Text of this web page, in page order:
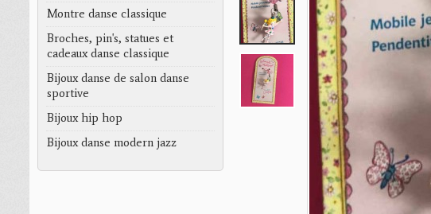
Montre danse classique
Broches, pin's, statues et
cadeaux danse classique
Bijoux danse de salon danse
sportive
Bijoux hip hop
Bijoux danse modern jazz